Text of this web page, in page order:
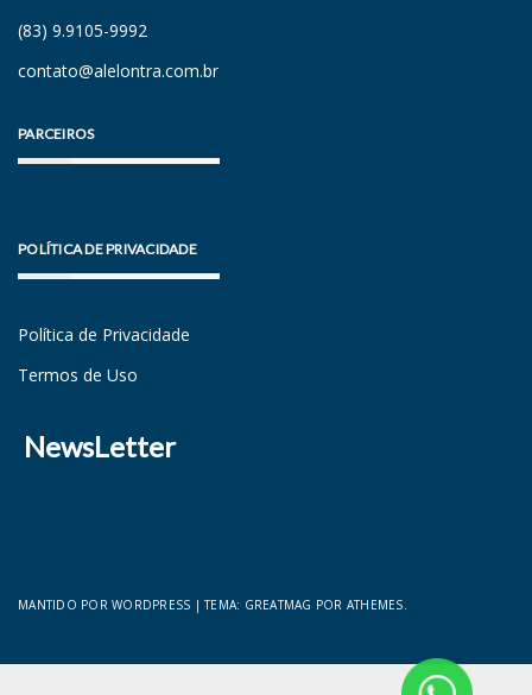
(83) 9.9105-9992
contato@alelontra.com.br
PARCEIROS
POLÍTICA DE PRIVACIDADE
Política de Privacidade
Termos de Uso
NewsLetter
MANTIDO POR WORDPRESS |TEMA: GREATMAG POR ATHEMES.